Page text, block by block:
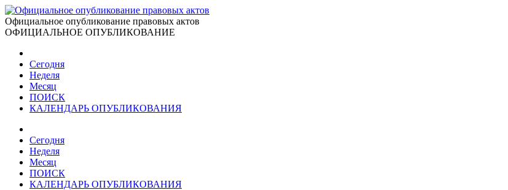
Официальное опубликование правовых актов
ОФИЦИАЛЬНОЕ ОПУБЛИКОВАНИЕ
Сегодня
Неделя
Месяц
ПОИСК
КАЛЕНДАРЬ ОПУБЛИКОВАНИЯ
Сегодня
Неделя
Месяц
ПОИСК
КАЛЕНДАРЬ ОПУБЛИКОВАНИЯ